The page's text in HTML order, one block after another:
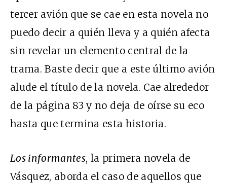
tercer avión que se cae en esta novela no
puedo decir a quién lleva y a quién afecta
sin revelar un elemento central de la
trama. Baste decir que a este último avión
alude el título de la novela. Cae alrededor
de la página 83 y no deja de oírse su eco
hasta que termina esta historia.
Los informantes, la primera novela de
Vásquez, aborda el caso de aquellos que